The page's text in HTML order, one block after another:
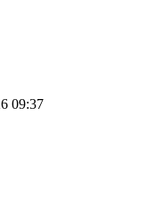
09:37